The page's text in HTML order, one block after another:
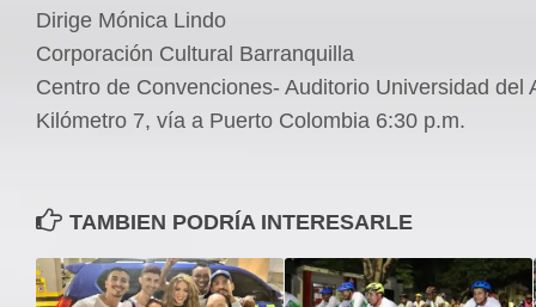
Dirige Mónica Lindo
Corporación Cultural Barranquilla
Centro de Convenciones- Auditorio Universidad del
Kilómetro 7, vía a Puerto Colombia 6:30 p.m.
TAMBIEN PODRÍA INTERESARLE